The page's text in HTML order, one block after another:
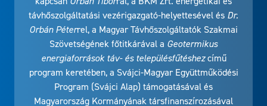
távhőszolgáltatási vezérigazgató-helyettesével és Dr.
Orbán Péterrel, a Magyar Távhőszolgáltatók Szakmai
Szövetségének főtitkárával a Geotermikus
energiaforrások táv- és településfűtéshezcímű
program keretében, a Svájci-Magyar Együttműködési
Program (Svájci Alap) támogatásával és
Magyarország Kormányának társfinanszírozásával